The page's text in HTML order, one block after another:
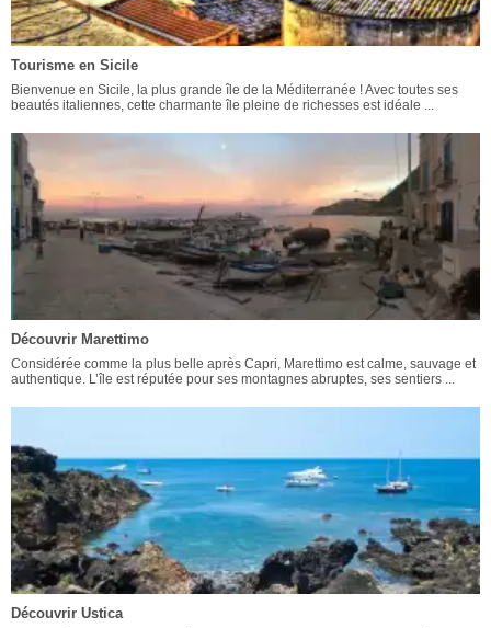
Tourisme en Sicile
Bienvenue en Sicile, la plus grande île de la Méditerranée ! Avec toutes ses
beautés italiennes, cette charmante île pleine de richesses est idéale ...
Découvrir Marettimo
Considérée comme la plus belle après Capri, Marettimo est calme, sauvage et
authentique. L’île est réputée pour ses montagnes abruptes, ses sentiers ...
Découvrir Ustica